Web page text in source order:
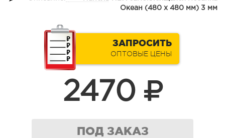
Океан (480 х 480 мм) 3 мм
ЗАПРОСИТЬ
ОПТОВЫЕ ЦЕНЫ
2470
ПОД ЗАКАЗ